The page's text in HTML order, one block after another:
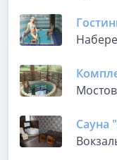
Сауна